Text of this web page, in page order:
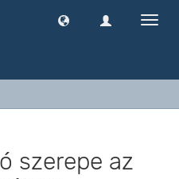
szerepe az